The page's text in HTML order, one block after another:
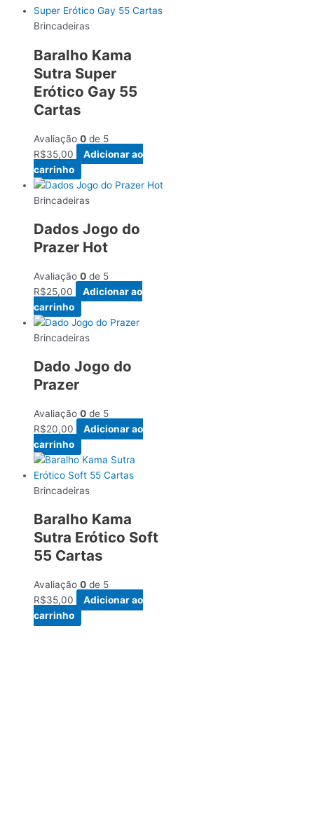
Brincadeiras
Baralho Kama
Sutra Super
Erótico Gay 55
Cartas
Avaliação 0 de 5
R$35,00
Adicionar ao
carrinho
Brincadeiras
Dados Jogo do
Prazer Hot
Avaliação 0 de 5
R$25,00
Adicionar ao
carrinho
Brincadeiras
Dado Jogo do
Prazer
Avaliação 0 de 5
R$20,00
Adicionar ao
carrinho
Brincadeiras
Baralho Kama
Sutra Erótico Soft
55 Cartas
Avaliação 0 de 5
R$35,00
Adicionar ao
carrinho